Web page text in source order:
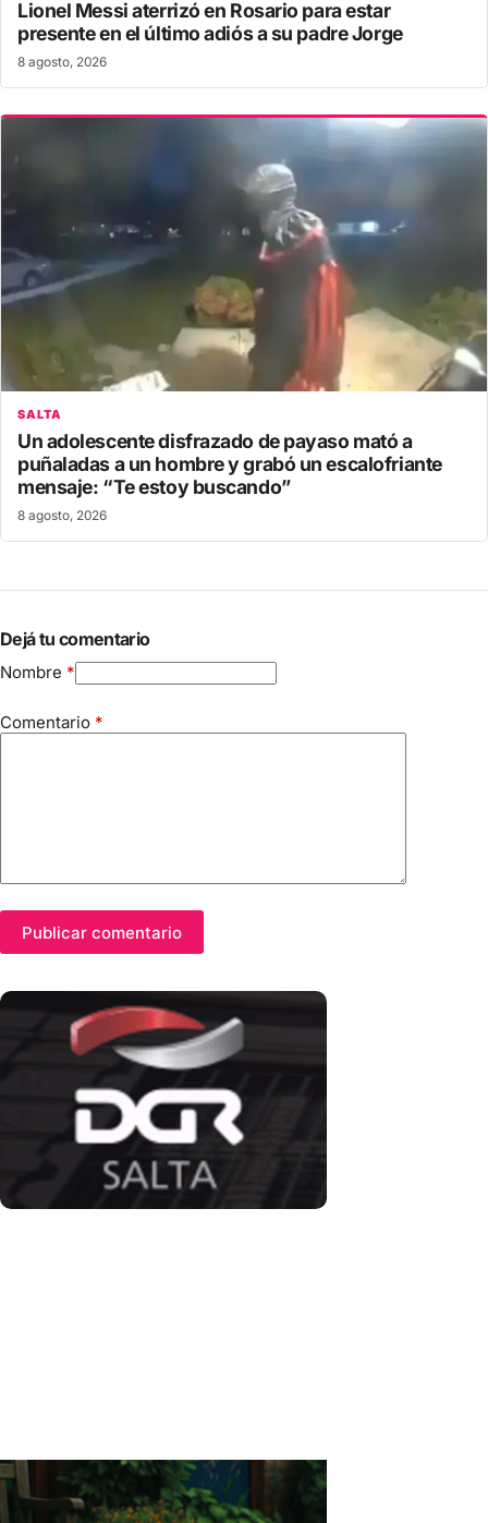
Lionel Messi aterrizó en Rosario para estar
presente en el último adiós a su padre Jorge
8 agosto, 2026
SALTA
Un adolescente disfrazado de payaso mató a
puñaladas a un hombre y grabó un escalofriante
mensaje: “Te estoy buscando”
8 agosto, 2026
Dejá tu comentario
Nombre *
Comentario *
Publicar comentario